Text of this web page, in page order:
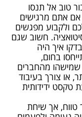
טוב אל תנסו
אתם מרגישים
ולקבוע מפגשים
חשוב שגם
איך היה
בחום,
שמישהו מהחברים
או צורך בעיבוד
טקסט ידידותית
טווח, אך שיחת